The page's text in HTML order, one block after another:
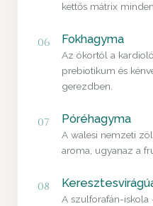
kettős mátrix
06 Fokhagyma
Az ókortól a
prebiotikum és
gerezdben.
07 Póréhagyma
A walesi nemzeti
aroma, ugyanaz a
08
A szulforafán-